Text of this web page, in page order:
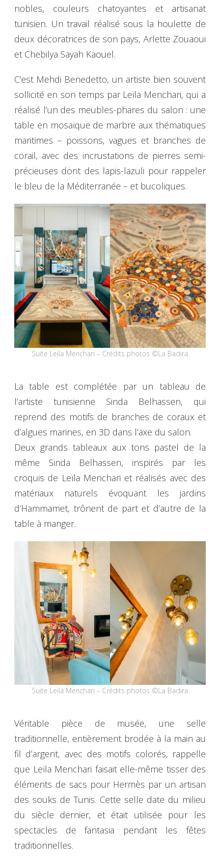
nobles, couleurs chatoyantes et artisanat
tunisien. Un travail réalisé sous la houlette de
deux décoratrices de son pays, Arlette Zouaoui
et Chebilya Sayah Kaouel.
C’est Mehdi Benedetto, un artiste bien souvent
sollicité en son temps par Leïla Menchari, qui a
réalisé l’un des meubles-phares du salon : une
table en mosaïque de marbre aux thématiques
maritimes – poissons, vagues et branches de
corail, avec des incrustations de pierres semi-
précieuses dont des lapis-lazuli pour rappeler
le bleu de la Méditerranée – et bucoliques.
Suite Leïla Menchari – Crédits photos ©La Badira
La table est complétée par un tableau de
l’artiste tunisienne Sinda Belhassen, qui
reprend des motifs de branches de coraux et
d’algues marines, en 3D dans l’axe du salon.
Deux grands tableaux aux tons pastel de la
même Sinda Belhassen, inspirés par les
croquis de Leïla Menchari et réalisés avec des
matériaux naturels évoquant les jardins
d’Hammamet, trônent de part et d’autre de la
table à manger.
Suite Leïla Menchari – Crédits photos ©La Badira
Véritable pièce de musée, une selle
traditionnelle, entièrement brodée à la main au
fil d’argent, avec des motifs colorés, rappelle
que Leïla Menchari faisait elle-même tisser des
éléments de sacs pour Hermès par un artisan
des souks de Tunis. Cette selle date du milieu
du siècle dernier, et était utilisée pour les
spectacles de fantasia pendant les fêtes
traditionnelles.